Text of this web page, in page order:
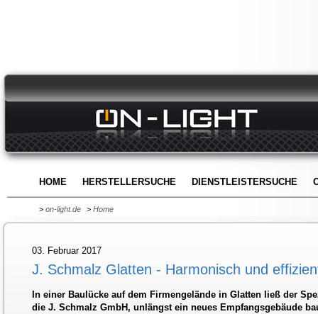
HOME HERSTELLERSUCHE DIENSTLEISTERSUCHE
> on-light.de > Home
03. Februar 2017
J. Schmalz Glatten - Harmonisch und
In einer Baulücke auf dem Firmengelände in Glatten ließ der
die J. Schmalz GmbH, unlängst ein neues Empfangsgebäude